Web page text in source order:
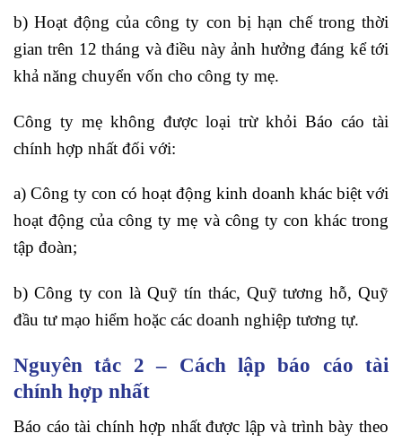
b) Hoạt động của công ty con bị hạn chế trong thời
gian trên 12 tháng và điều này ảnh hưởng đáng kể tới
khả năng chuyển vốn cho công ty mẹ.
Công ty mẹ không được loại trừ khỏi Báo cáo tài
chính hợp nhất đối với:
a) Công ty con có hoạt động kinh doanh khác biệt với
hoạt động của công ty mẹ và công ty con khác trong
tập đoàn;
b) Công ty con là Quỹ tín thác, Quỹ tương hỗ, Quỹ
đầu tư mạo hiểm hoặc các doanh nghiệp tương tự.
Nguyên tắc 2 – Cách lập báo cáo tài
chính hợp nhất
Báo cáo tài chính hợp nhất được lập và trình bày theo